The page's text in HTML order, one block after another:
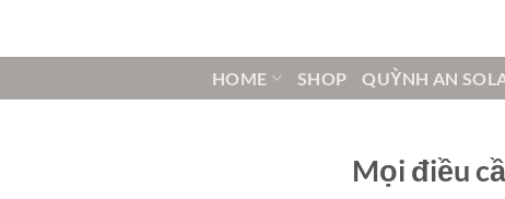
HOME SHOP QUỲNH AN
Mọi điều